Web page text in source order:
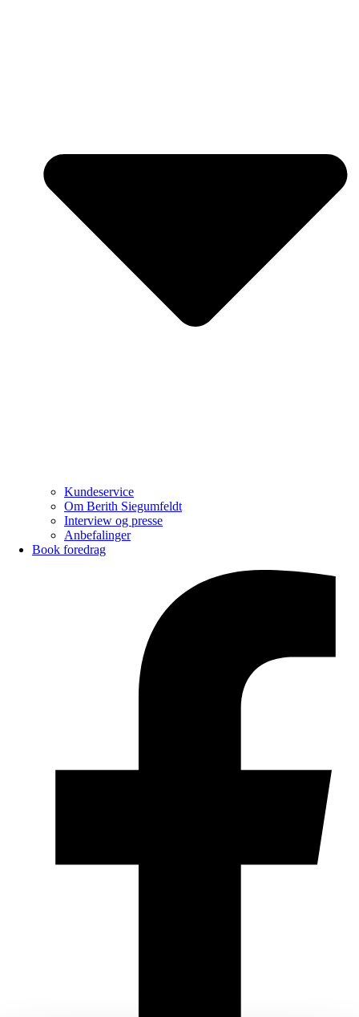
Kundeservice
Om Berith Siegumfeldt
Interview og presse
Anbefalinger
Book foredrag